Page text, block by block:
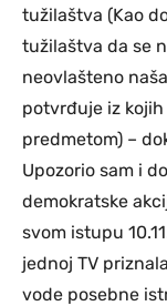
tužilaštva (Kao
tužilaštva da se
neovlašteno
potvrđuje iz
predmetom) –
Upozorio sam i
demokratske
svom istupu
jednoj TV
vode posebne